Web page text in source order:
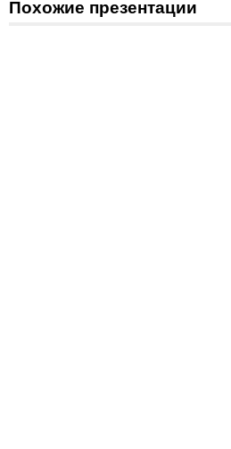
Похожие презентации